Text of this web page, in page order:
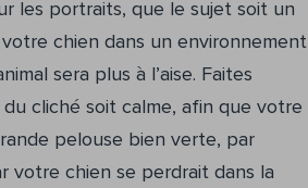
les portraits, que le sujet soit un
chien dans un environnement
sera plus à l’aise. Faites
cliché soit calme, afin que votre
pelouse bien verte, par
votre chien se perdrait dans la